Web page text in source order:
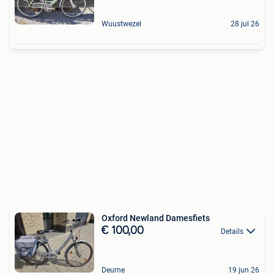
Wuustwezel 28 jul 26
Oxford Newland Damesfiets
€ 100,00 Details
Deurne 19 jun 26